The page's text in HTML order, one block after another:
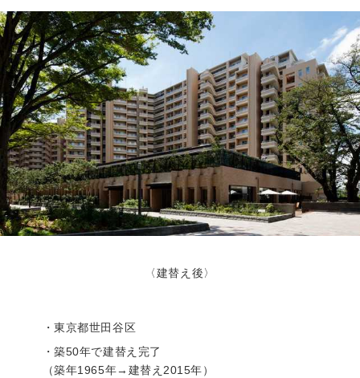
〈建替え後〉
・東京都世田谷区
・築50年で建替え完了
（築年1965年→建替え2015年）